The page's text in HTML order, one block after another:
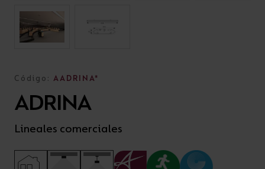
Código: AADRINA*
ADRINA
Lineales comerciales